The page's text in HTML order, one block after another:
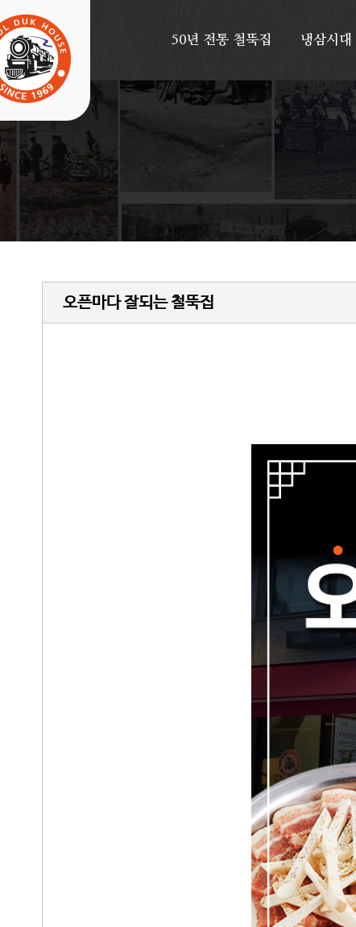
50년 전통 철뚝집 냉삼시대
오픈마다 잘되는 철뚝집